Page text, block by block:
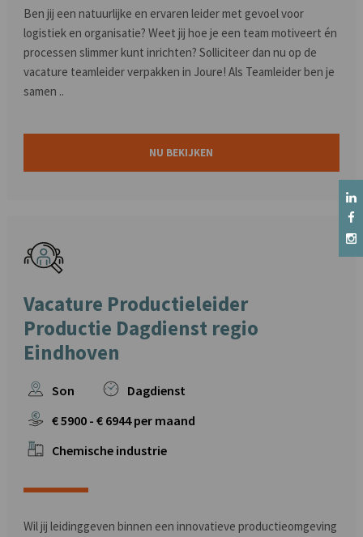
Ben jij een natuurlijke en ervaren leider met gevoel voor
logistiek en organisatie? Weet jij hoe je een team motiveert én
processen slimmer kunt inrichten? Solliciteer dan nu op de
vacature teamleider verpakken in Joure! Als Teamleider ben je
samen ..
NU BEKIJKEN
Vacature Productieleider
Productie Dagdienst regio
Eindhoven
Son
Dagdienst
€5900 - € 6944per maand
Chemische industrie
Wil jij leidinggeven binnen een innovatieve productieomgeving